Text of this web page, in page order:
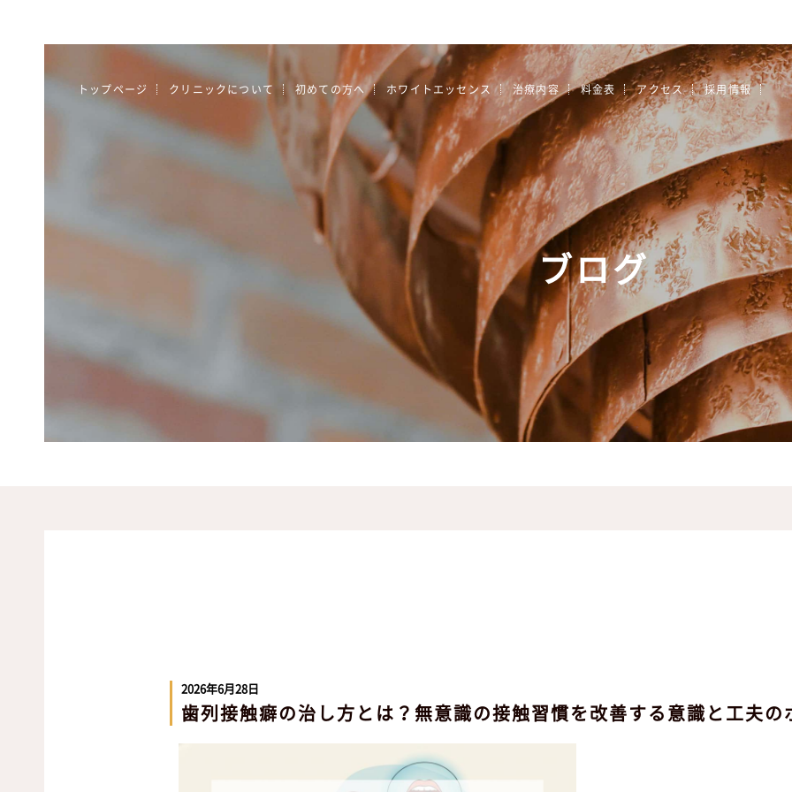
トップページ クリニックについて 初めての方へ ホワイトエッセンス 治療内容 料金表 アクセス 採用情報
ブログ
2026年6月28日
歯列接触癖の治し方とは？無意識の接触習慣を改善する意識と工夫の